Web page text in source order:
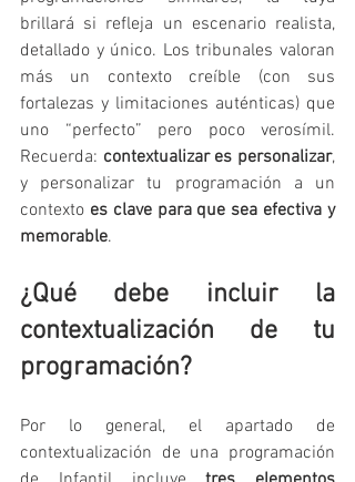
brillará si refleja un escenario realista,
detallado y único. Los tribunales valoran
más un contexto creíble (con sus
fortalezas y limitaciones auténticas) que
uno “perfecto” pero poco verosímil.
Recuerda: contextualizar es personalizar,
y personalizar tu programación a un
contexto es clave para que sea efectiva y
memorable.
¿Qué debe incluir la
contextualización de tu
programación?
Por lo general, el apartado de
contextualización de una programación